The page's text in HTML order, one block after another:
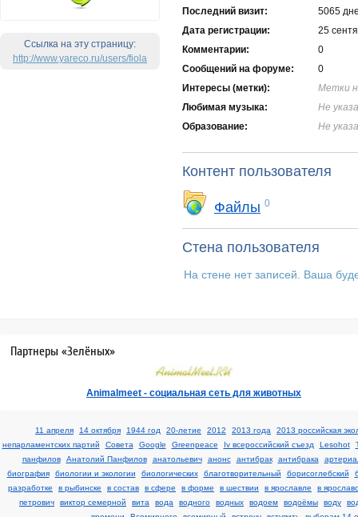
Ссылка на эту страницу:
http://www.yareco.ru/users/fiola
Последний визит:
5065
Дата регистрации:
25
Комментарии:
0
Cообщений на форуме:
0
Интересы (метки):
Метки
Любимая музыка:
Не
Образование:
Не
Контент пользователя
Файлы 0
Стена пользователя
На стене нет записей. Ваша
Партнеры «Зелёных»
Аnimalmeet - cоциальная сеть для животных
11 апреля 14 октября 1944 год 20-летие 2012 2013 года
2013 российская
непарламентских партий
Cовета Google Greenpeace Iv всероссийский съезд Lesohot
панфилов
Анатолий Панфилов анатольевич анонс антибрак антибрака
биография
биологии и экологии биологических благотворительный борисоглебский
разработке
в рыбинске в состав в сфере в форме в шествии в ярославле
в
петрович
виктор семерной вита вода водного водных водоем водоёмы воду